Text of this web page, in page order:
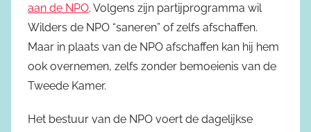
aan de NPO. Volgens zijn partijprogramma wil
Wilders de NPO “saneren” of zelfs afschaffen.
Maar in plaats van de NPO afschaffen kan hij hem
ook overnemen, zelfs zonder bemoeienis van de
Tweede Kamer.
Het bestuur van de NPO voert de dagelijkse